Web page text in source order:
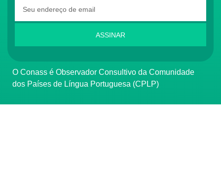
ASSINAR
O Conass é Observador Consultivo da Comunidade
dos Países de Língua Portuguesa (CPLP)